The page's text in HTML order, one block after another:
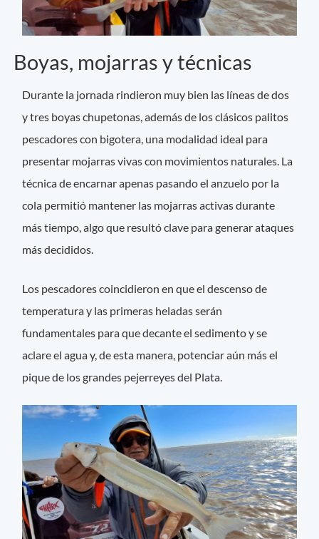
Boyas, mojarras y técnicas
Durante la jornada rindieron muy bien las líneas de dos
y tres boyas chupetonas, además de los clásicos palitos
pescadores con bigotera, una modalidad ideal para
presentar mojarras vivas con movimientos naturales. La
técnica de encarnar apenas pasando el anzuelo por la
cola permitió mantener las mojarras activas durante
más tiempo, algo que resultó clave para generar ataques
más decididos.
Los pescadores coincidieron en que el descenso de
temperatura y las primeras heladas serán
fundamentales para que decante el sedimento y se
aclare el agua y, de esta manera, potenciar aún más el
pique de los grandes pejerreyes del Plata.